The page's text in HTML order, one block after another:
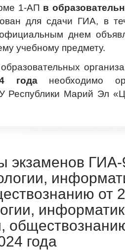
1-АП в
для сдачи ГИА, в
днем
учебному предмету.
годанеобходимо
Республики Марий Эл
экзаменов
от
года